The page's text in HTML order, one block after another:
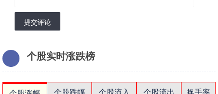
提交评论
个股实时涨跌榜
个股跌幅 个股流入 个股流出
换手率